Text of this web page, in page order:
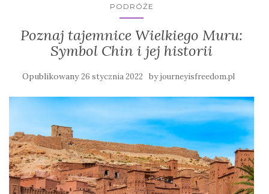
PODRÓŻE
Poznaj tajemnice Wielkiego Muru:
Symbol Chin i jej historii
Opublikowany26 stycznia 2022 byjourneyisfreedom.pl